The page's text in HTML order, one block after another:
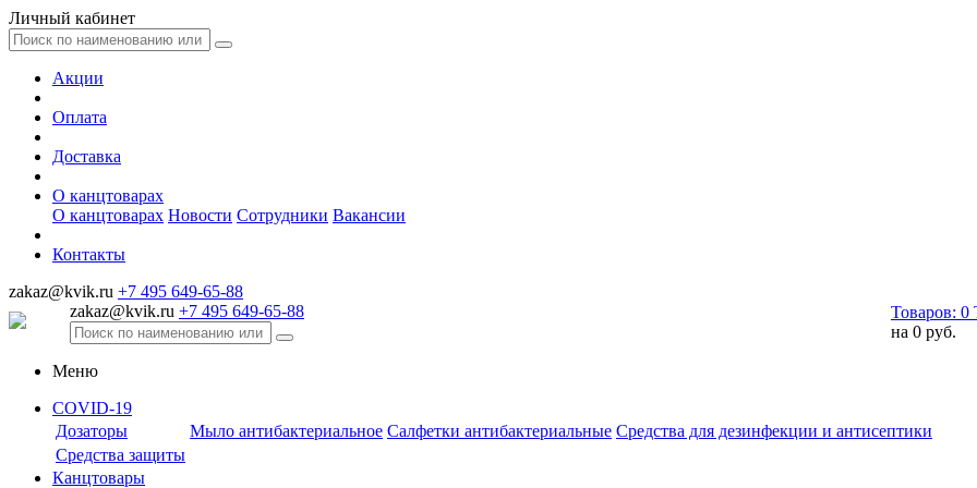
Личный кабинет
Акции
Оплата
Доставка
О канцтоварах
О канцтоварах Новости Сотрудники Вакансии
Контакты
zakaz@kvik.ru +7 495 649-65-88
zakaz@kvik.ru +7 495 649-65-88 Товаров: 0
на 0 руб.
Меню
COVID-19
Дозаторы
Мыло антибактериальное Салфетки антибактериальные Средства для дезинфекции и антисептики
Средства защиты
Канцтовары